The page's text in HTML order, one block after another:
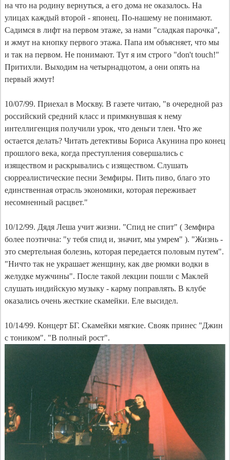
на что на родину вернуться, а его дома не оказалось. На
улицах каждый второй - японец. По-нашему не понимают.
Садимся в лифт на первом этаже, за нами "сладкая парочка",
и жмут на кнопку первого этажа. Папа им объясняет, что мы
и так на первом. Не понимают. Тут я им строго "don't touch!"
Притихли. Выходим на четырнадцотом, а они опять на
первый жмут!
10/07/99. Приехал в Москву. В газете читаю, "в очередной раз
российский средний класс и примкнувшая к нему
интеллигенция получили урок, что деньги тлен. Что же
остается делать? Читать детективы Бориса Акунина про конец
прошлого века, когда преступления совершались с
изяществом и раскрывались с изяществом. Слушать
сюрреалистические песни Земфиры. Пить пиво, благо это
единственная отрасль экономики, которая переживает
несомненный расцвет."
10/12/99. Дядя Леша учит жизни. "Спид не спит" ( Земфира
более поэтична: "у тебя спид и, значит, мы умрем" ). "Жизнь -
это смертельная болезнь, которая передается половым путем".
"Ничто так не украшает женщину, как две рюмки водки в
желудке мужчины". После такой лекции пошли с Маклей
слушать индийскую музыку - карму поправлять. В клубе
оказались очень жесткие скамейки. Еле высидел.
10/14/99. Концерт БГ. Скамейки мягкие. Свояк принес "Джин
с тоником". "В полный рост".